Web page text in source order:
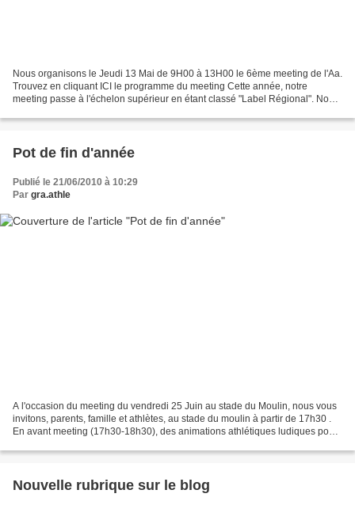
Nous organisons le Jeudi 13 Mai de 9H00 à 13H00 le 6ème meeting de l'Aa.
Trouvez en cliquant ICI le programme du meeting Cette année, notre
meeting passe à l'échelon supérieur en étant classé "Label Régional". Nous
Pot de fin d'année
Publié le 21/06/2010 à 10:29
Par gra.athle
A l'occasion du meeting du vendredi 25 Juin au stade du Moulin, nous vous
invitons, parents, famille et athlètes, au stade du moulin à partir de 17h30 .
En avant meeting (17h30-18h30), des animations athlétiques ludiques pour
Nouvelle rubrique sur le blog